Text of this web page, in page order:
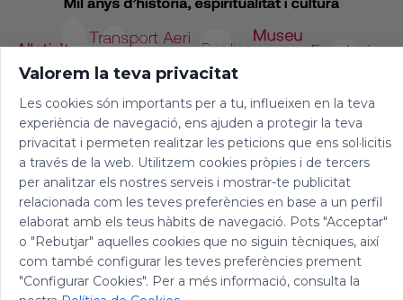
Valorem la teva privacitat
Les cookies són importants per a tu, influeixen en la teva
experiència de navegació, ens ajuden a protegir la teva
privacitat i permeten realitzar les peticions que ens sol·licitis
a través de la web. Utilitzem cookies pròpies i de tercers
per analitzar els nostres serveis i mostrar-te publicitat
relacionada com les teves preferències en base a un perfil
elaborat amb els teus hàbits de navegació. Pots "Acceptar"
o "Rebutjar" aquelles cookies que no siguin tècniques, així
com també configurar les teves preferències prement
"Configurar Cookies". Per a més informació, consulta la